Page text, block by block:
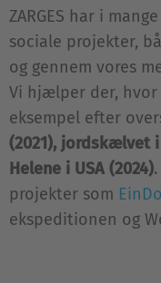
ZARGES har i
sociale projekter,
og gennem vores
Vi hjælper der,
eksempel efter
(2021), jordskælvet
Helene i USA (2024)
projekter som
ekspeditionen og